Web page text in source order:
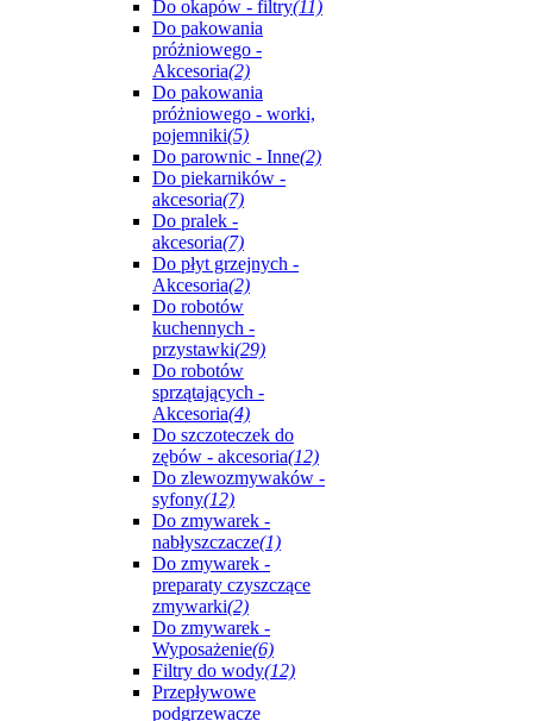
Do okapów - filtry(11)
Do pakowania
próżniowego -
Akcesoria(2)
Do pakowania
próżniowego - worki,
pojemniki(5)
Do parownic - Inne(2)
Do piekarników -
akcesoria(7)
Do pralek -
akcesoria(7)
Do płyt grzejnych -
Akcesoria(2)
Do robotów
kuchennych -
przystawki(29)
Do robotów
sprzątających -
Akcesoria(4)
Do szczoteczek do
zębów - akcesoria(12)
Do zlewozmywaków -
syfony(12)
Do zmywarek -
nabłyszczacze(1)
Do zmywarek -
preparaty czyszczące
zmywarki(2)
Do zmywarek -
Wyposażenie(6)
Filtry do wody(12)
Przepływowe
podgrzewacze